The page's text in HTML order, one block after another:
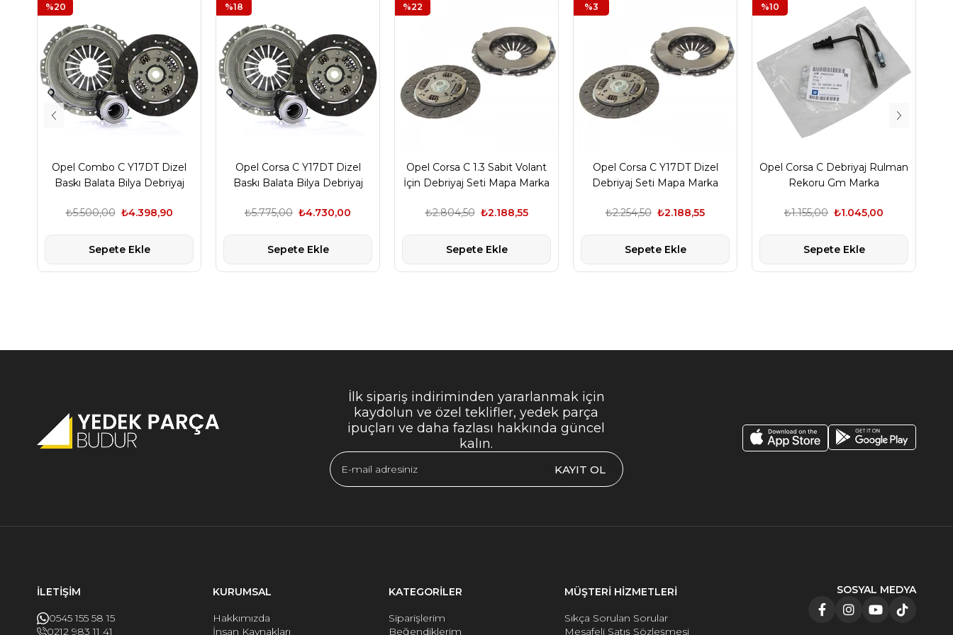
Opel Combo C Y17DT Dizel
Baskı Balata Bilya Debriyaj
₺4.398,90
₺5.500,00
Sepete Ekle
%20
Opel Corsa C Y17DT Dizel
Baskı Balata Bilya Debriyaj
₺4.730,00
₺5.775,00
Sepete Ekle
%18
Opel Corsa C 1.3 Sabit Volant
İçin Debriyaj Seti Mapa Marka
₺2.188,55
₺2.804,50
Sepete Ekle
%22
Opel Corsa C Y17DT Dizel
Debriyaj Seti Mapa Marka
₺2.188,55
₺2.254,50
Sepete Ekle
%3
Opel Corsa C Debriyaj Rulman
Rekoru Gm Marka
₺1.045,00
₺1.155,00
Sepete Ekle
%10
İlk sipariş indiriminden yararlanmak için
kaydolun ve özel teklifler, yedek parça
ipuçları ve daha fazlası hakkında güncel
kalın.
KAYIT OL
İLETİŞİM
0545 155 58 15
0212 983 11 41
KURUMSAL
Hakkımızda
İnsan Kaynakları
KATEGORİLER
Siparişlerim
Beğendiklerim
MÜŞTERİ HİZMETLERİ
Sıkça Sorulan Sorular
Mesafeli Satış Sözleşmesi
SOSYAL MEDYA